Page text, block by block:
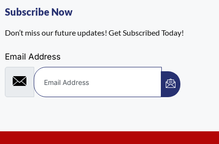
Subscribe Now
Don’t miss our future updates! Get Subscribed Today!
Email Address